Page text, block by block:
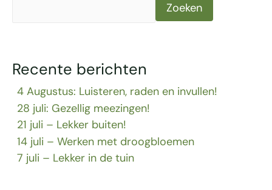
Zoeken
Recente berichten
4 Augustus: Luisteren, raden en invullen!
28 juli: Gezellig meezingen!
21 juli – Lekker buiten!
14 juli – Werken met droogbloemen
7 juli – Lekker in de tuin